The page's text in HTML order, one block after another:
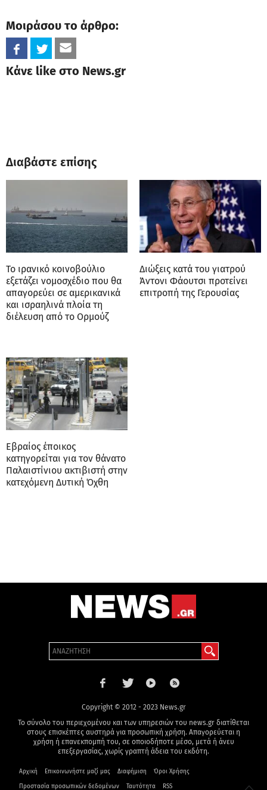
Μοιράσου το άρθρο:
Κάνε like στο News.gr
Διαβάστε επίσης
Το ιρανικό κοινοβούλιο
εξετάζει νομοσχέδιο που θα
απαγορεύει σε αμερικανικά
και ισραηλινά πλοία τη
διέλευση από το Ορμούζ
Διώξεις κατά του γιατρού
Άντονι Φάουτσι προτείνει
επιτροπή της Γερουσίας
Εβραίος έποικος
κατηγορείται για τον θάνατο
Παλαιστίνιου ακτιβιστή στην
κατεχόμενη Δυτική Όχθη
Copyright © 2012 - 2023 News.gr
Το σύνολο του περιεχομένου και των υπηρεσιών του news.gr διατίθεται
στους επισκέπτες αυστηρά για προσωπική χρήση. Απαγορεύεται η
χρήση ή επανεκπομπή του, σε οποιοδήποτε μέσο, μετά ή άνευ
επεξεργασίας, χωρίς γραπτή άδεια του εκδότη.
Αρχική Επικοινωνήστε μαζί μας Διαφήμιση Όροι Χρήσης
Προστασία προσωπικών δεδομένων Ταυτότητα RSS